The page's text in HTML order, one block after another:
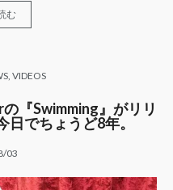
む
, VIDEOS
『Swimming』がリリ
でちょうど8年。
03